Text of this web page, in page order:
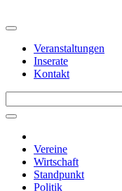
Veranstaltungen
Inserate
Kontakt
Vereine
Wirtschaft
Standpunkt
Politik